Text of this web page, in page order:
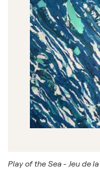
Play of the Sea - Jeu de